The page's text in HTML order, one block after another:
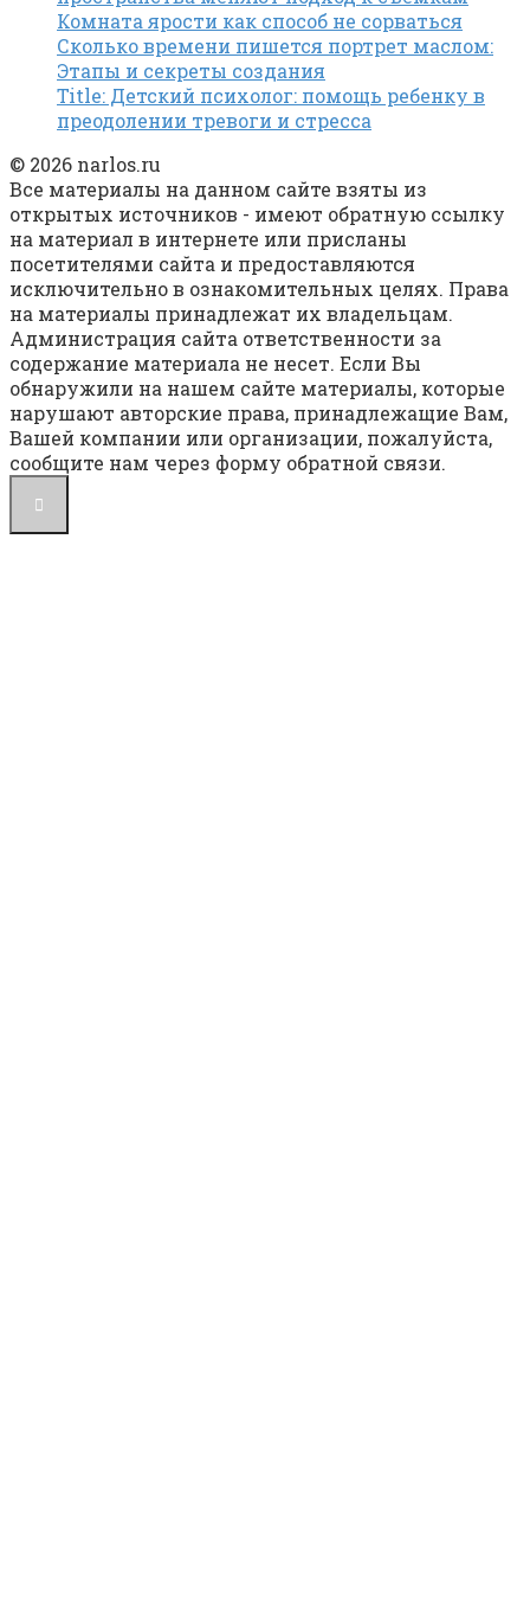
Комната ярости как способ не сорваться
Сколько времени пишется портрет маслом:
Этапы и секреты создания
Title: Детский психолог: помощь ребенку в
преодолении тревоги и стресса
© 2026 narlos.ru
Все материалы на данном сайте взяты из
открытых источников - имеют обратную ссылку
на материал в интернете или присланы
посетителями сайта и предоставляются
исключительно в ознакомительных целях. Права
на материалы принадлежат их владельцам.
Администрация сайта ответственности за
содержание материала не несет. Если Вы
обнаружили на нашем сайте материалы, которые
нарушают авторские права, принадлежащие Вам,
Вашей компании или организации, пожалуйста,
сообщите нам через форму обратной связи.